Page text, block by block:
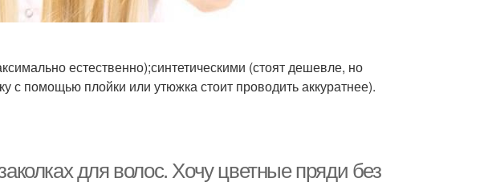
естественно);синтетическими (стоят дешевле, но
с помощью плойки или утюжка стоит проводить аккуратнее).
для волос. Хочу цветные пряди без